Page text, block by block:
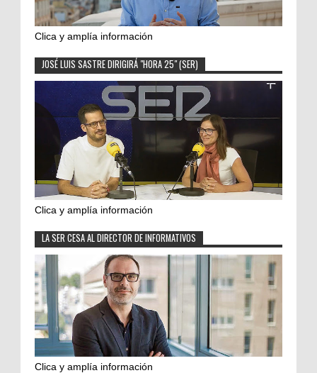
Clica y amplía información
JOSÉ LUIS SASTRE DIRIGIRÁ "HORA 25" (SER)
Clica y amplía información
LA SER CESA AL DIRECTOR DE INFORMATIVOS
Clica y amplía información